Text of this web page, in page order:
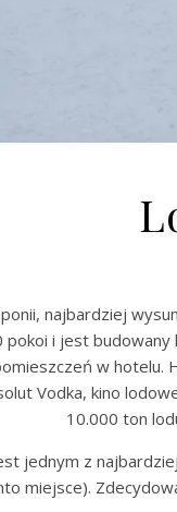
najbardziej
pokoi i jest
w
Vodka, kino
10.000 ton
jednym z
miejsce).